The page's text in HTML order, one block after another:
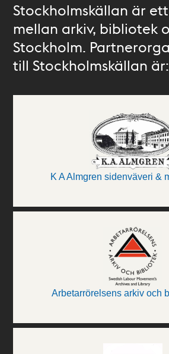
Stockholmskällan är
mellan arkiv, bibliotek
Stockholm.
till Stockholmskällan är:
K A Almgren sidenväveri &
Arbetarrörelsens arkiv och